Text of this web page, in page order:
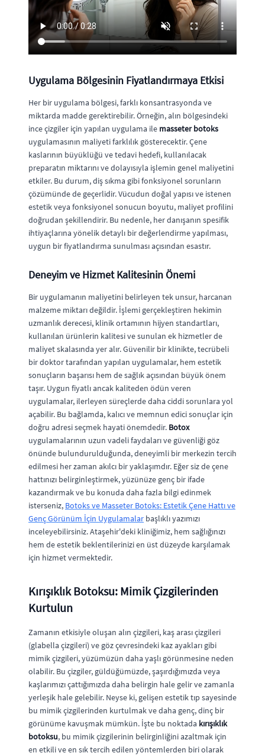
Uygulama Bölgesinin Fiyatlandırmaya Etkisi
Her bir uygulama bölgesi, farklı konsantrasyonda ve
miktarda madde gerektirebilir. Örneğin, alın bölgesindeki
ince çizgiler için yapılan uygulama ile masseter botoks
uygulamasının maliyeti farklılık gösterecektir. Çene
kaslarının büyüklüğü ve tedavi hedefi, kullanılacak
preparatın miktarını ve dolayısıyla işlemin genel maliyetini
etkiler. Bu durum, diş sıkma gibi fonksiyonel sorunların
çözümünde de geçerlidir. Vücudun doğal yapısı ve istenen
estetik veya fonksiyonel sonucun boyutu, maliyet profilini
doğrudan şekillendirir. Bu nedenle, her danışanın spesifik
ihtiyaçlarına yönelik detaylı bir değerlendirme yapılması,
uygun bir fiyatlandırma sunulması açısından esastır.
Deneyim ve Hizmet Kalitesinin Önemi
Bir uygulamanın maliyetini belirleyen tek unsur, harcanan
malzeme miktarı değildir. İşlemi gerçekleştiren hekimin
uzmanlık derecesi, klinik ortamının hijyen standartları,
kullanılan ürünlerin kalitesi ve sunulan ek hizmetler de
maliyet skalasında yer alır. Güvenilir bir klinikte, tecrübeli
bir doktor tarafından yapılan uygulamalar, hem estetik
sonuçların başarısı hem de sağlık açısından büyük önem
taşır. Uygun fiyatlı ancak kaliteden ödün veren
uygulamalar, ilerleyen süreçlerde daha ciddi sorunlara yol
açabilir. Bu bağlamda, kalıcı ve memnun edici sonuçlar için
doğru adresi seçmek hayati önemdedir. Botox
uygulamalarının uzun vadeli faydaları ve güvenliği göz
önünde bulundurulduğunda, deneyimli bir merkezin tercih
edilmesi her zaman akılcı bir yaklaşımdır. Eğer siz de çene
hattınızı belirginleştirmek, yüzünüze genç bir ifade
kazandırmak ve bu konuda daha fazla bilgi edinmek
isterseniz, Botoks ve Masseter Botoks: Estetik Çene Hattı ve
Genç Görünüm İçin Uygulamalar başlıklı yazımızı
inceleyebilirsiniz. Ataşehir'deki kliniğimiz, hem sağlığınızı
hem de estetik beklentilerinizi en üst düzeyde karşılamak
için hizmet vermektedir.
Kırışıklık Botoksu: Mimik Çizgilerinden
Kurtulun
Zamanın etkisiyle oluşan alın çizgileri, kaş arası çizgileri
(glabella çizgileri) ve göz çevresindeki kaz ayakları gibi
mimik çizgileri, yüzümüzün daha yaşlı görünmesine neden
olabilir. Bu çizgiler, güldüğümüzde, şaşırdığımızda veya
kaşlarımızı çattığımızda daha belirgin hale gelir ve zamanla
yerleşik hale gelebilir. Neyse ki, gelişen estetik tıp sayesinde
bu mimik çizgilerinden kurtulmak ve daha genç, dinç bir
görünüme kavuşmak mümkün. İşte bu noktada kırışıklık
botoksu, bu mimik çizgilerinin belirginliğini azaltmak için
en etkili ve en sık tercih edilen yöntemlerden biri olarak